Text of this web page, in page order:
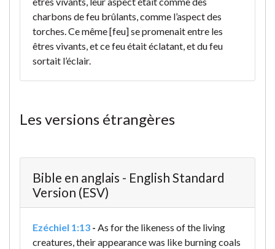
charbons de feu brûlants, comme l’aspect des
torches. Ce même [feu] se promenait entre les
êtres vivants, et ce feu était éclatant, et du feu
sortait l’éclair.
Les versions étrangères
Bible en anglais - English Standard
Version (ESV)
Ezéchiel 1:13 - As for the likeness of the living
creatures, their appearance was like burning coals